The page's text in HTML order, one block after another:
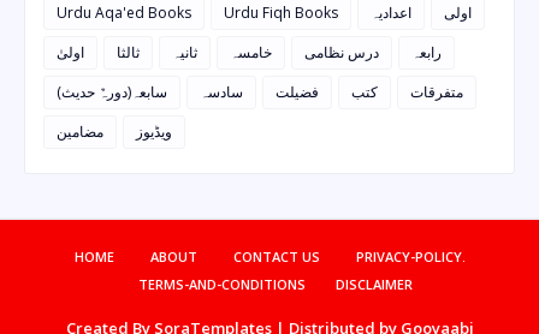
Urdu Aqa'ed Books
Urdu Fiqh Books اعدادیہ
اولی
اولیٰ
ثالثا ثانیہ خامسہ درس نظامی
رابعہ
سابعہ(دورہٌ حدیث)
سادسہ فضیلت کتب
متفرقات
مضامین
ویڈیوز
HOME ABOUT CONTACT US
PRIVACY-POLICY.
TERMS-AND-CONDITIONS
DISCLAIMER
Created By SoraTemplates| Distributed by Gooyaabi